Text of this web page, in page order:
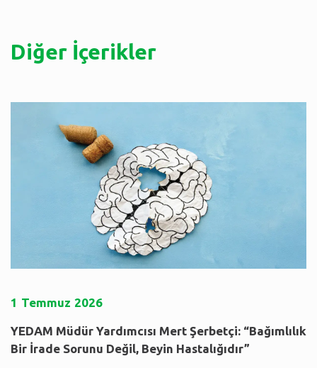
Diğer İçerikler
1 Temmuz 2026
YEDAM Müdür Yardımcısı Mert Şerbetçi: “Bağımlılık
Bir İrade Sorunu Değil, Beyin Hastalığıdır”